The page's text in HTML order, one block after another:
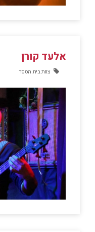
אלעד קורן
צוות בית הספר